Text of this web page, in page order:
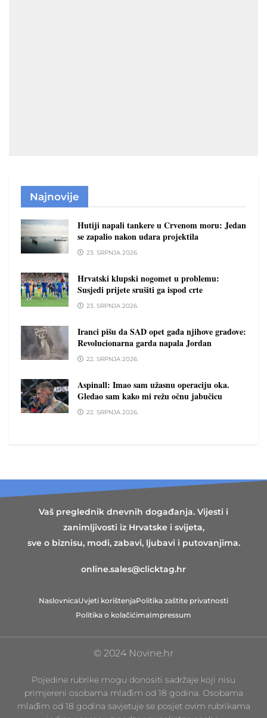
Najnovije
Hutiji napali tankere u Crvenom moru: Jedan
se zapalio nakon udara projektila
23. SRPNJA 2026.
Hrvatski klupski nogomet u problemu:
Susjedi prijete srušiti ga ispod crte
23. SRPNJA 2026.
Iranci pišu da SAD opet gađa njihove gradove:
Revolucionarna garda napala Jordan
22. SRPNJA 2026.
Aspinall: Imao sam užasnu operaciju oka.
Gledao sam kako mi režu očnu jabučicu
22. SRPNJA 2026.
Vaš preglednik dnevnih događanja. Vijesti i
zanimljivosti iz Hrvatske i svijeta,
sve o biznisu, modi, zabavi, ljubavi i putovanjima.
online.sales@clicktag.hr
NaslovnicaUvjeti korištenjaPolitika zaštite privatnosti
Politika o kolačićimaImpressum
© 2024 Novine.hr
Pojedine rubrike mogu donositi sadržaje koji nisu
primjereni osobama mlađim od 18 godina. Osobama
mlađim od 18 godina savjetuje se posjet ovim rubrikama